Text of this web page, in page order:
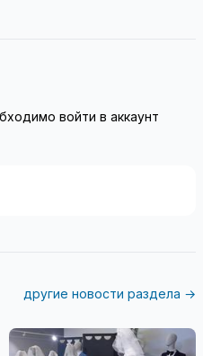
войти в аккаунт
другие новости раздела →